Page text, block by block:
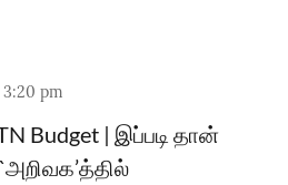
pm
Budget | இப்படி தான்
`அறிவக’த்தில்